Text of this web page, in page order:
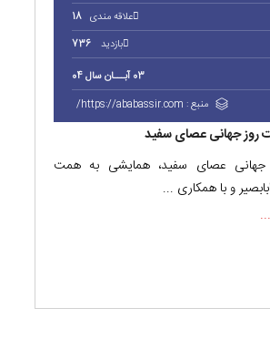
علاقه مندی 18
بازدید
736
03 آبـــان سال 04
منبع : https://ababassir.com/
روز جهانی عصای سفید
جهانی عصای سفید، همایشی به همت
و با همکاری ...